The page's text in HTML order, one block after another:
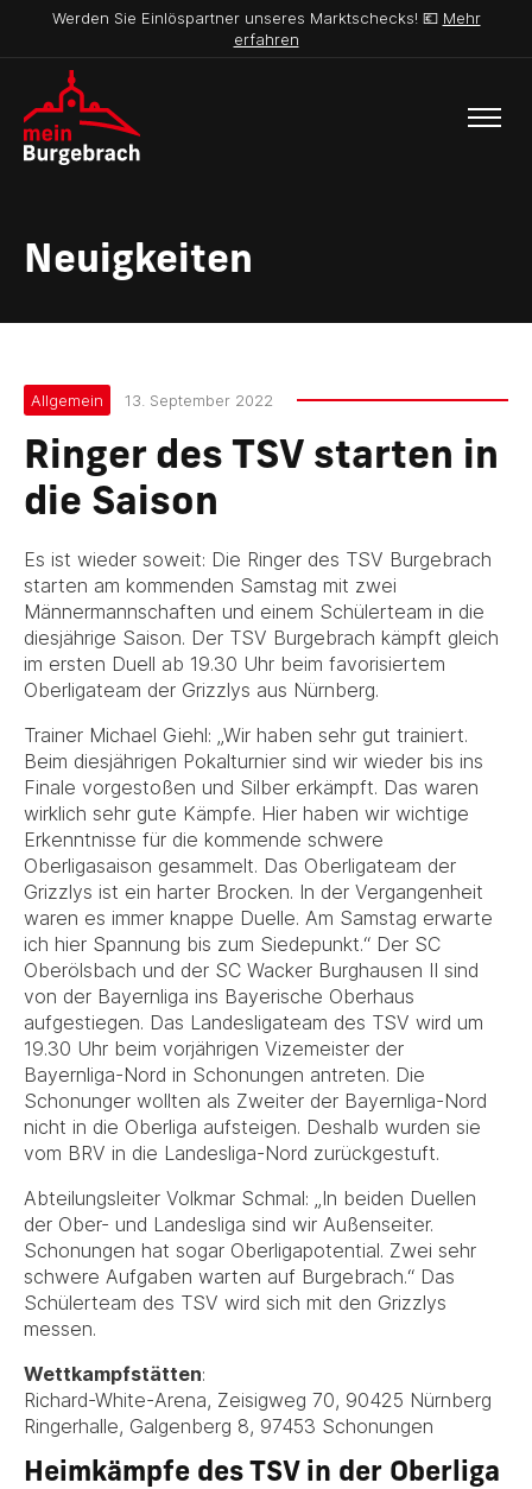
Werden Sie Einlöspartner unseres Marktschecks! 💶 Mehr
erfahren
Neuigkeiten
Allgemein 13. September 2022
Ringer des TSV starten in
die Saison
Es ist wieder soweit: Die Ringer des TSV Burgebrach
starten am kommenden Samstag mit zwei
Männermannschaften und einem Schülerteam in die
diesjährige Saison. Der TSV Burgebrach kämpft gleich
im ersten Duell ab 19.30 Uhr beim favorisiertem
Oberligateam der Grizzlys aus Nürnberg.
Trainer Michael Giehl: „Wir haben sehr gut trainiert.
Beim diesjährigen Pokalturnier sind wir wieder bis ins
Finale vorgestoßen und Silber erkämpft. Das waren
wirklich sehr gute Kämpfe. Hier haben wir wichtige
Erkenntnisse für die kommende schwere
Oberligasaison gesammelt. Das Oberligateam der
Grizzlys ist ein harter Brocken. In der Vergangenheit
waren es immer knappe Duelle. Am Samstag erwarte
ich hier Spannung bis zum Siedepunkt.“ Der SC
Oberölsbach und der SC Wacker Burghausen II sind
von der Bayernliga ins Bayerische Oberhaus
aufgestiegen. Das Landesligateam des TSV wird um
19.30 Uhr beim vorjährigen Vizemeister der
Bayernliga-Nord in Schonungen antreten. Die
Schonunger wollten als Zweiter der Bayernliga-Nord
nicht in die Oberliga aufsteigen. Deshalb wurden sie
vom BRV in die Landesliga-Nord zurückgestuft.
Abteilungsleiter Volkmar Schmal: „In beiden Duellen
der Ober- und Landesliga sind wir Außenseiter.
Schonungen hat sogar Oberligapotential. Zwei sehr
schwere Aufgaben warten auf Burgebrach.“ Das
Schülerteam des TSV wird sich mit den Grizzlys
messen.
Wettkampfstätten:
Richard-White-Arena, Zeisigweg 70, 90425 Nürnberg
Ringerhalle, Galgenberg 8, 97453 Schonungen
Heimkämpfe des TSV in der Oberliga